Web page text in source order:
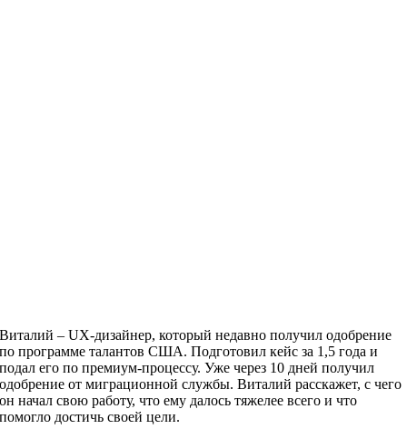
Виталий – UX-дизайнер, который недавно получил одобрение
по программе талантов США. Подготовил кейс за 1,5 года и
подал его по премиум-процессу. Уже через 10 дней получил
одобрение от миграционной службы. Виталий расскажет, с чего
он начал свою работу, что ему далось тяжелее всего и что
помогло достичь своей цели.